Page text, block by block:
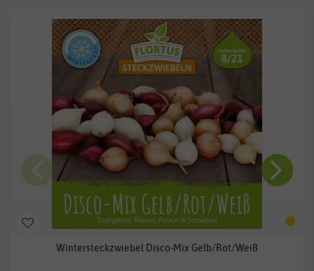
Wintersteckzwiebel Disco-Mix Gelb/Rot/Weiß